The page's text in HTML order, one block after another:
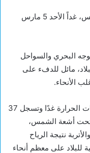
كشفت هيئة الأرصاد الجوية عن حالة الطقس، غداً الأحد 5 مارس
البحري والسواحل
مائل للدفء على
الأنحاء.
حذرت هيئة الأرصاد الجوية من ارتفاع درجات الحرارة غدًا وتسجل 37
مئوية بجنوب البلاد، وتقترب من 40 تحت أشعة الشمس،
نتيجة الرياح
للبلاد على معظم أنحاء